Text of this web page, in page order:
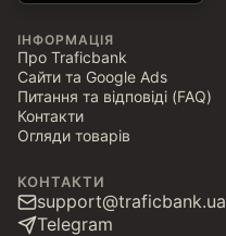
ІНФОРМАЦІЯ
Про Traficbank
Сайти та Google Ads
Питання та відповіді (FAQ)
Контакти
Огляди товарів
КОНТАКТИ
support@traficbank.ua
Telegram